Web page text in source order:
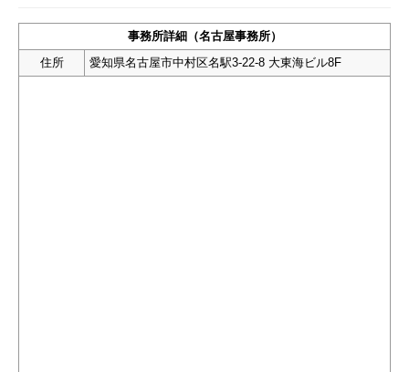
事務所詳細（名古屋事務所）
住所
愛知県名古屋市中村区名駅3-22-8 大東海ビル8F